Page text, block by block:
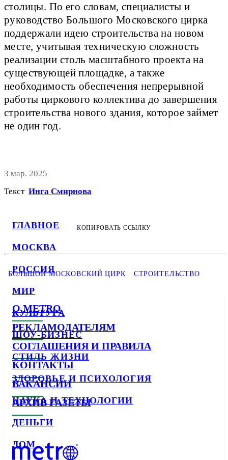
ГЛАВНОЕ
МОСКВА
РОССИЯ
МИР
КУЛЬТУРА
ШОУ-БИЗНЕС
СТИЛЬ ЖИЗНИ
ЗДОРОВЬЕ И ПСИХОЛОГИЯ
НАУКА И ТЕХНОЛОГИИ
ДЕНЬГИ
ДОМ
столицы. По его словам, специалисты и
руководство Большого Московского цирка
поддержали идею строительства на новом
месте, учитывая техническую сложность
реализации столь масштабного проекта на
существующей площадке, а также
необходимость обеспечения непрерывной
работы циркового коллектива до завершения
строительства нового здания, которое займет
не один год.
3 мар. 2025
Текст Инга Смирнова
КОПИРОВАТЬ ССЫЛКУ
БОЛЬШОЙ МОСКОВСКИЙ ЦИРК СТРОИТЕЛЬСТВО
О METRO
РЕКЛАМОДАТЕЛЯМ
СОГЛАШЕНИЯ И ПРАВИЛА
КОНТАКТЫ
ВАКАНСИИ
АРХИВ ГАЗЕТЫ